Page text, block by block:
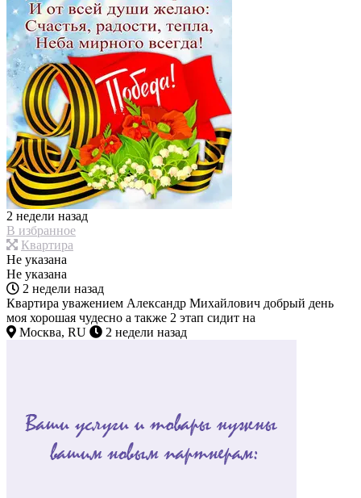
2 недели назад
В избранное
Квартира
Не указана
Не указана
2 недели назад
Квартира уважением Александр Михайлович добрый день
моя хорошая чудесно а также 2 этап сидит на
Москва, RU
2 недели назад